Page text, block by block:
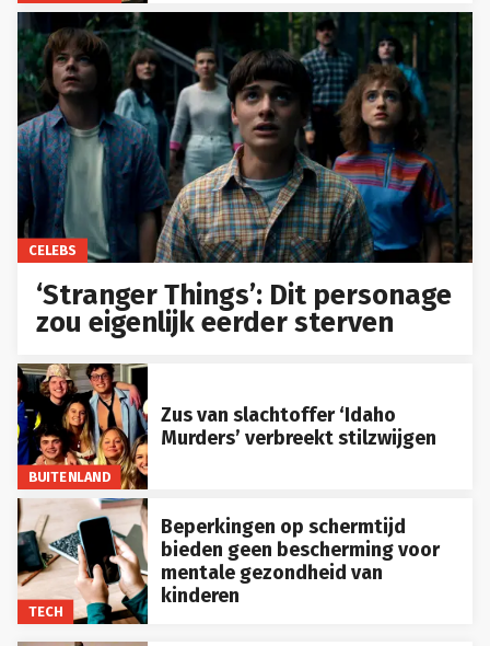
CELEBS
‘Stranger Things’: Dit personage
zou eigenlijk eerder sterven
BUITENLAND
Zus van slachtoffer ‘Idaho
Murders’ verbreekt stilzwijgen
TECH
Beperkingen op schermtijd
bieden geen bescherming voor
mentale gezondheid van
kinderen